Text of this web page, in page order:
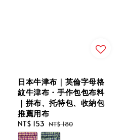
日本牛津布｜英倫字母格
紋牛津布・手作包包布料
｜拼布、托特包、收納包
推薦用布
Sale
price
NT$ 153 Regular
price
NT$ 180